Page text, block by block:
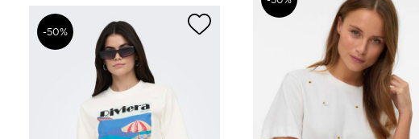
-50%